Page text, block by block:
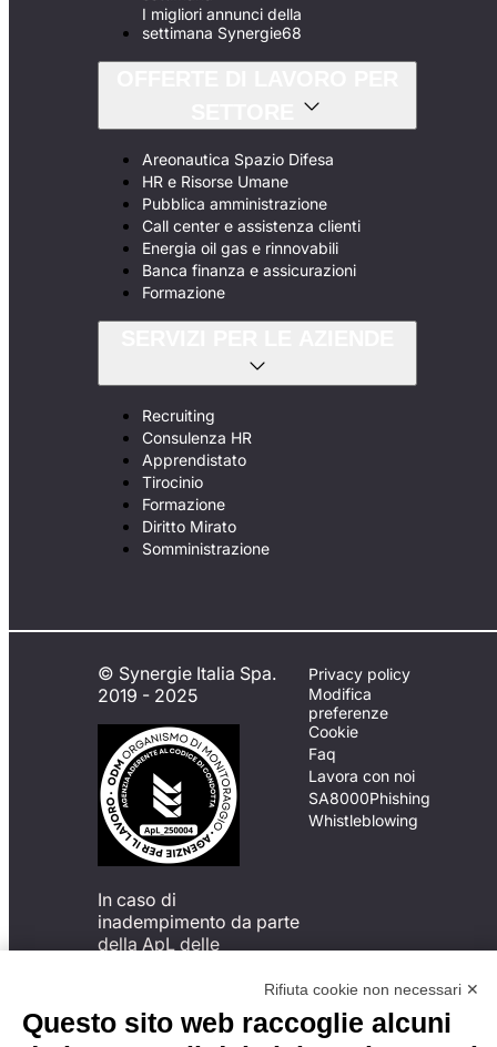
I migliori annunci della
settimana Synergie68
Areonautica Spazio Difesa
HR e Risorse Umane
Pubblica amministrazione
Call center e assistenza clienti
Energia oil gas e rinnovabili
Banca finanza e assicurazioni
Formazione
Recruiting
Consulenza HR
Apprendistato
Tirocinio
Formazione
Diritto Mirato
Somministrazione
© Synergie Italia Spa.
2019 - 2025
In caso di
inadempimento da parte
della ApL delle
del Codice di Condotta, è
possibile presentare un
reclamo
Privacy policy
Modifica
preferenze
Cookie
Faq
Lavora con noi
SA8000Phishing
Whistleblowing
Rifiuta cookie non necessari ✕
Questo sito web raccoglie alcuni